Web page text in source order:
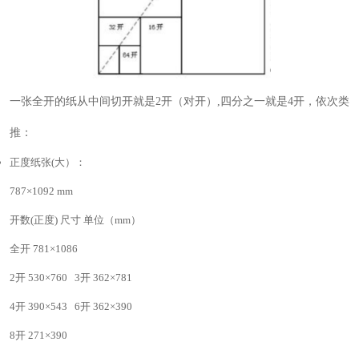
一张全开的纸从中间切开就是2开（对开）,四分之一就是4开，依次类
推：
正度纸张(大）：
787×1092 mm
开数(正度) 尺寸 单位（mm）
全开 781×1086
2开 530×760 3开 362×781
4开 390×543 6开 362×390
8开 271×390